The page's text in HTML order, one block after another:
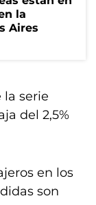
la
Aires
la serie
del 2,5%
en los
son